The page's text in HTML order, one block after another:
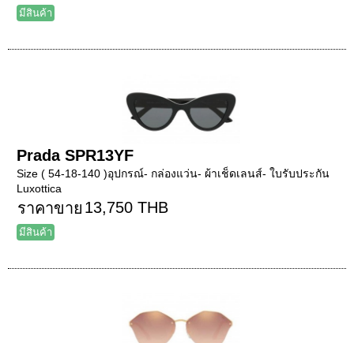
มีสินค้า
Prada SPR13YF
Size ( 54-18-140 )อุปกรณ์- กล่องแว่น- ผ้าเช็ดเลนส์- ใบรับประกัน
Luxottica
ราคาขาย 13,750 THB
มีสินค้า